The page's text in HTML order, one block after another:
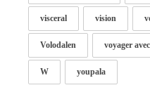
visceral vision
Volodalen voyager
W youpala